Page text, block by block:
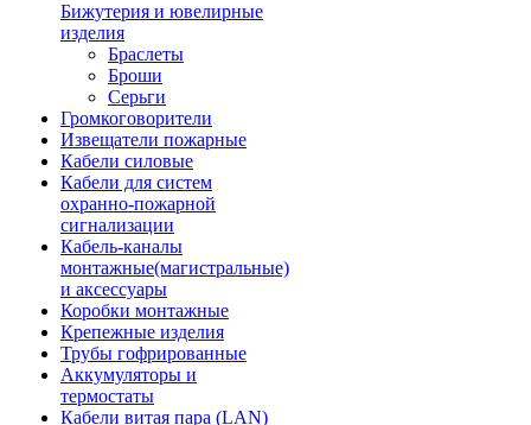
Бижутерия и ювелирные
изделия
Браслеты
Броши
Серьги
Громкоговорители
Извещатели пожарные
Кабели силовые
Кабели для систем
охранно-пожарной
сигнализации
Кабель-каналы
монтажные(магистральные)
и аксессуары
Коробки монтажные
Крепежные изделия
Трубы гофрированные
Аккумуляторы и
термостаты
Кабели витая пара (LAN)